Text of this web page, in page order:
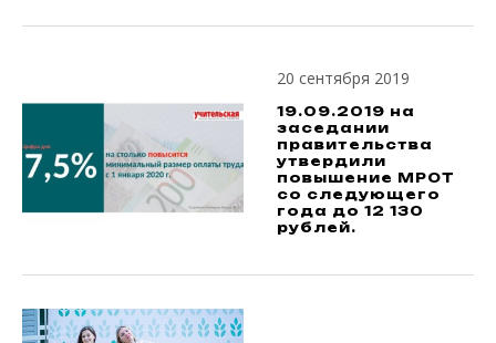
20 сентября 2019
19.09.2019 на
заседании
правительства
утвердили
повышение МРОТ
со следующего
года до 12 130
рублей.